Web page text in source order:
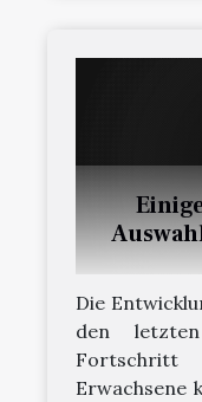
Die
den
Erwachsene